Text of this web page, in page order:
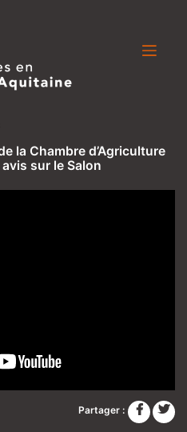
la Chambre d’Agriculture
sur le Salon
Partager :